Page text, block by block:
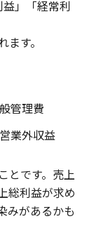
」「経常利
す。
管理費
業外収益
とです。売上
総利益が求め
みがあるかも